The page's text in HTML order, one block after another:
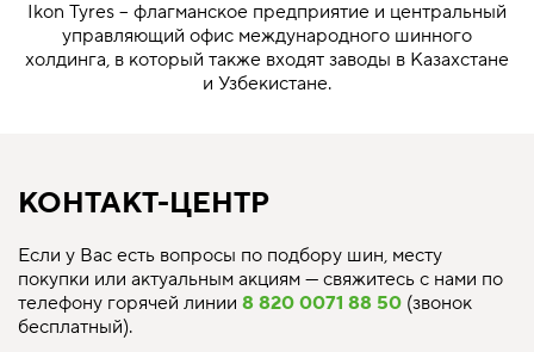
Ikon Tyres – флагманское предприятие и центральный
управляющий офис международного шинного
холдинга, в который также входят заводы в Казахстане
и Узбекистане.
КОНТАКТ-ЦЕНТР
Если у Вас есть вопросы по подбору шин, месту
покупки или актуальным акциям — свяжитесь с нами по
телефону горячей линии 8 820 0071 88 50 (звонок
бесплатный).